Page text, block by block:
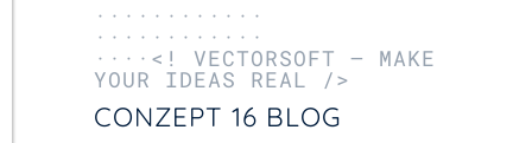
············
············
····<! VECTORSOFT – MAKE
YOUR IDEAS REAL />
CONZEPT 16 BLOG